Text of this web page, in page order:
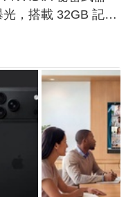
，搭載 32GB 記憶